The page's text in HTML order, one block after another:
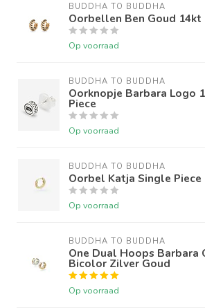
BUDDHA TO BUDDHA
Oorbellen Ben Goud 14kt
Op voorraad
BUDDHA TO BUDDHA
Oorknopje Barbara Logo
Piece
Op voorraad
BUDDHA TO BUDDHA
Oorbel Katja Single Piece
Op voorraad
BUDDHA TO BUDDHA
One Dual Hoops Barbara
Bicolor Zilver Goud
Op voorraad